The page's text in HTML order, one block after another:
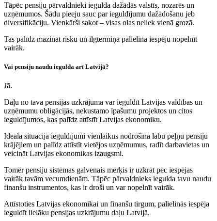
Tāpēc pensiju pārvaldnieki iegulda dažādās valstīs, nozarēs un
uzņēmumos. Šādu pieeju sauc par ieguldījumu dažādošanu jeb
diversifikāciju. Vienkārši sakot – visas olas neliek vienā grozā.
Tas palīdz mazināt risku un ilgtermiņā palielina iespēju nopelnīt
vairāk.
Vai pensiju naudu iegulda arī Latvijā?
Jā.
Daļu no tava pensijas uzkrājuma var ieguldīt Latvijas valdības un
uzņēmumu obligācijās, nekustamo īpašumu projektos un citos
ieguldījumos, kas palīdz attīstīt Latvijas ekonomiku.
Ideālā situācijā ieguldījumi vienlaikus nodrošina labu peļņu pensiju
krājējiem un palīdz attīstīt vietējos uzņēmumus, radīt darbavietas un
veicināt Latvijas ekonomikas izaugsmi.
Tomēr pensiju sistēmas galvenais mērķis ir uzkrāt pēc iespējas
vairāk tavām vecumdienām. Tāpēc pārvaldnieks iegulda tavu naudu
finanšu instrumentos, kas ir droši un var nopelnīt vairāk.
Attīstoties Latvijas ekonomikai un finanšu tirgum, palielinās iespēja
ieguldīt lielāku pensijas uzkrājumu daļu Latvijā.